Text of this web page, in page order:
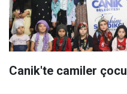
Canik'te camiler